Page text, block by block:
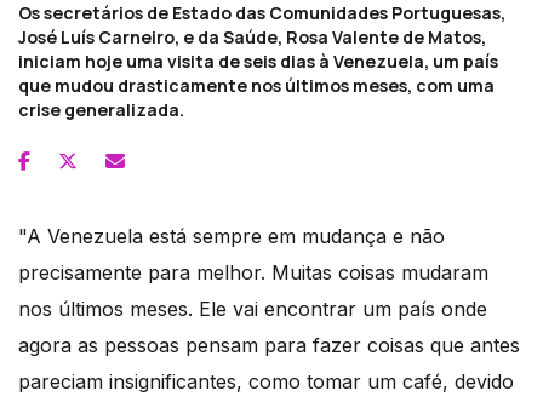
Os secretários de Estado das Comunidades Portuguesas,
José Luís Carneiro, e da Saúde, Rosa Valente de Matos,
iniciam hoje uma visita de seis dias à Venezuela, um país
que mudou drasticamente nos últimos meses, com uma
crise generalizada.
"A Venezuela está sempre em mudança e não
precisamente para melhor. Muitas coisas mudaram
nos últimos meses. Ele vai encontrar um país onde
agora as pessoas pensam para fazer coisas que antes
pareciam insignificantes, como tomar um café, devido